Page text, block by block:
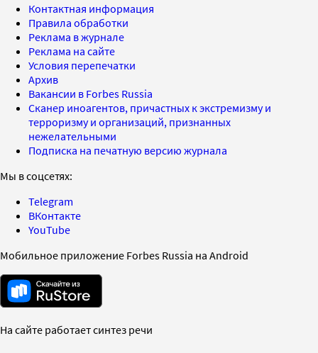
Контактная информация
Правила обработки
Реклама в журнале
Реклама на сайте
Условия перепечатки
Архив
Вакансии в Forbes Russia
Сканер иноагентов, причастных к экстремизму и
терроризму и организаций, признанных
нежелательными
Подписка на печатную версию журнала
Мы в соцсетях:
Telegram
ВКонтакте
YouTube
Мобильное приложение Forbes Russia на Android
На сайте работает синтез речи